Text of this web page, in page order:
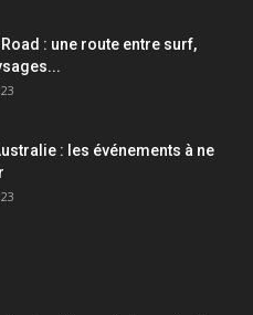
: une route entre surf,
: les événements à ne